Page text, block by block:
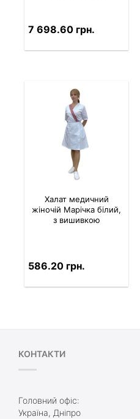
7 698.60 грн.
Халат медичний
жіночій Марічка білий,
з вишивкою
586.20 грн.
КОНТАКТИ
Головний офіс:
Україна, Дніпро